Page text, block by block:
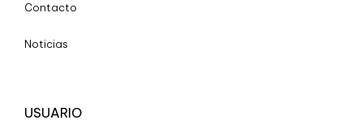
Contacto
Noticias
USUARIO